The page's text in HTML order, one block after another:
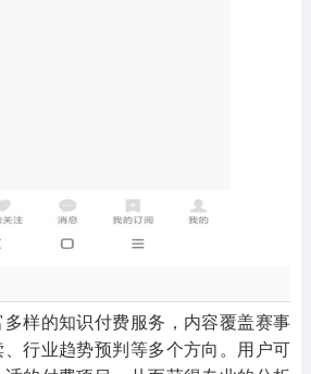
样的知识付费服务，内容覆盖赛事
行业趋势预判等多个方向。用户可